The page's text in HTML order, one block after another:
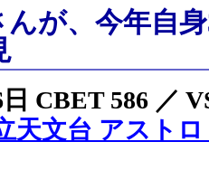
んが、今年自
日 CBET 586 ／
天文台 アスト